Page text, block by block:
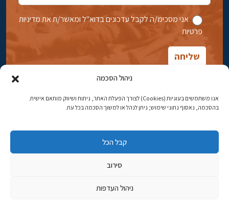
ניהול הסכמה
אנו משתמשים בעוגיות (Cookies) לצורך הפעלת האתר, ניתוח ושיווק מותאם אישית.
בהסכמה, נאסוף נתוני שימוש; ניתן לנהל או למשוך הסכמה בכל עת.
קבל הכל
סירוב
ניהול העדפות
אני מסכימ/ה לקבל עדכונים בדוא''ל ומאשר/ת את מדיניות
פרטיות
אבן גבירול 14, רחביה, ירושלים
טלפון:02-5398869
כתובת דוא"ל:najww2@ybz.org.il
© כל הזכויות שמורות ליד יצחק בן-צבי ירושלים